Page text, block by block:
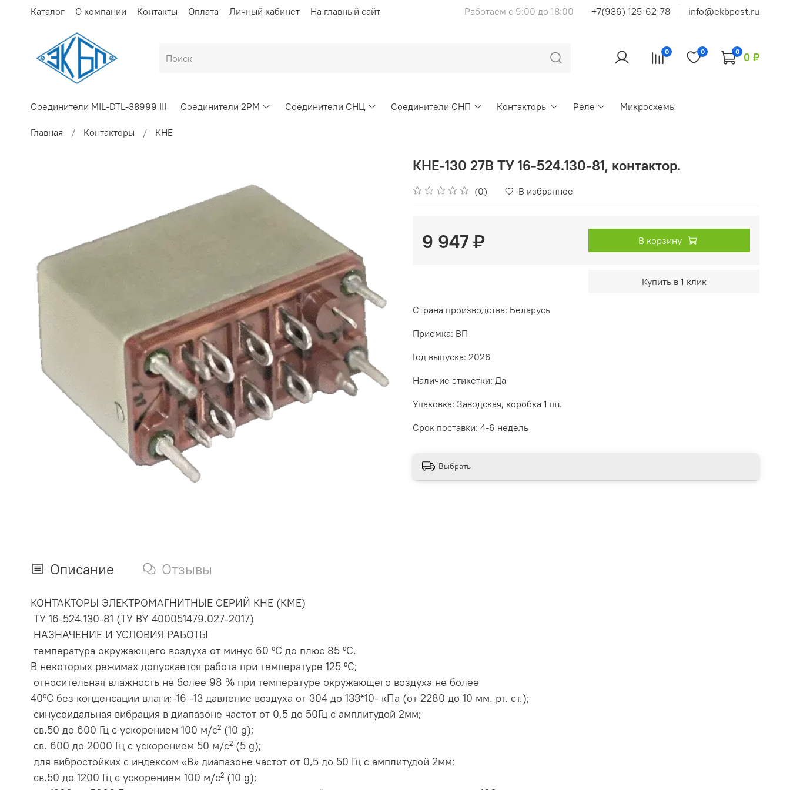
Каталог О компании Контакты Оплата Личный кабинет На главный сайт Работаем с 9:00 до 18:00 +7(936) 125-62-78 info@ekbpost.ru
0 0 0 0 ₽
Соединители MIL-DTL-38999 III Соединители 2РМ Соединители СНЦ Соединители СНП Контакторы Реле Микросхемы
Главная Контакторы КНЕ
КНЕ-130 27В ТУ 16-524.130-81, контактор.
(0) В избранное
9 947 ₽ В корзину
Купить в 1 клик
Страна производства: Беларусь
Приемка: ВП
Год выпуска: 2026
Наличие этикетки: Да
Упаковка: Заводская, коробка 1 шт.
Срок поставки: 4-6 недель
Выбрать
Описание Отзывы
КОНТАКТОРЫ ЭЛЕКТРОМАГНИТНЫЕ СЕРИЙ КНЕ (КМЕ)
ТУ 16-524.130-81 (ТУ BY 400051479.027-2017)
НАЗНАЧЕНИЕ И УСЛОВИЯ РАБОТЫ
температура окружающего воздуха от минус 60 ºС до плюс 85 ºС.
В некоторых режимах допускается работа при температуре 125 ºС;
относительная влажность не более 98 % при температуре окружающего воздуха не более
40ºС без конденсации влаги;-16 -13 давление воздуха от 304 до 133*10- кПа (от 2280 до 10 мм. рт. ст.);
синусоидальная вибрация в диапазоне частот от 0,5 до 50Гц с амплитудой 2мм;
св.50 до 600 Гц с ускорением 100 м/с² (10 g);
св. 600 до 2000 Гц с ускорением 50 м/с² (5 g);
для вибростойких с индексом «В» диапазоне частот от 0,5 до 50 Гц с амплитудой 2мм;
св.50 до 1200 Гц с ускорением 100 м/с² (10 g);